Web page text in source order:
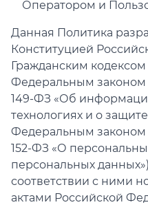
Оператором и
Данная Политика
Конституцией
Гражданским
Федеральным законом
149-ФЗ «Об
технологиях и о
Федеральным законом
152-ФЗ «О
персональных
соответствии с ними
актами Российской